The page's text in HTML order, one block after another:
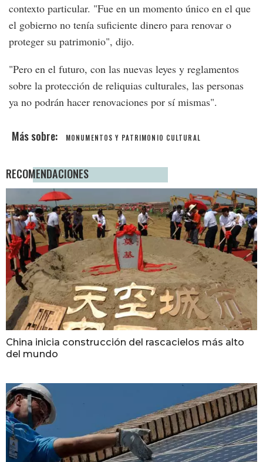
contexto particular. "Fue en un momento único en el que
el gobierno no tenía suficiente dinero para renovar o
proteger su patrimonio", dijo.
"Pero en el futuro, con las nuevas leyes y reglamentos
sobre la protección de reliquias culturales, las personas
ya no podrán hacer renovaciones por sí mismas".
MONUMENTOS Y PATRIMONIO CULTURAL
RECOMENDACIONES
China inicia construcción del rascacielos más alto
del mundo